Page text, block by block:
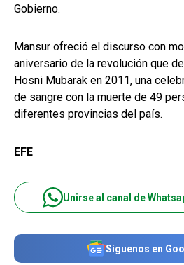
Gobierno.
Mansur ofreció el discurso con
aniversario de la revolución que
Hosni Mubarak en 2011, una
de sangre con la muerte de 49
diferentes provincias del país.
EFE
Unirse al canal de
Síguenos en